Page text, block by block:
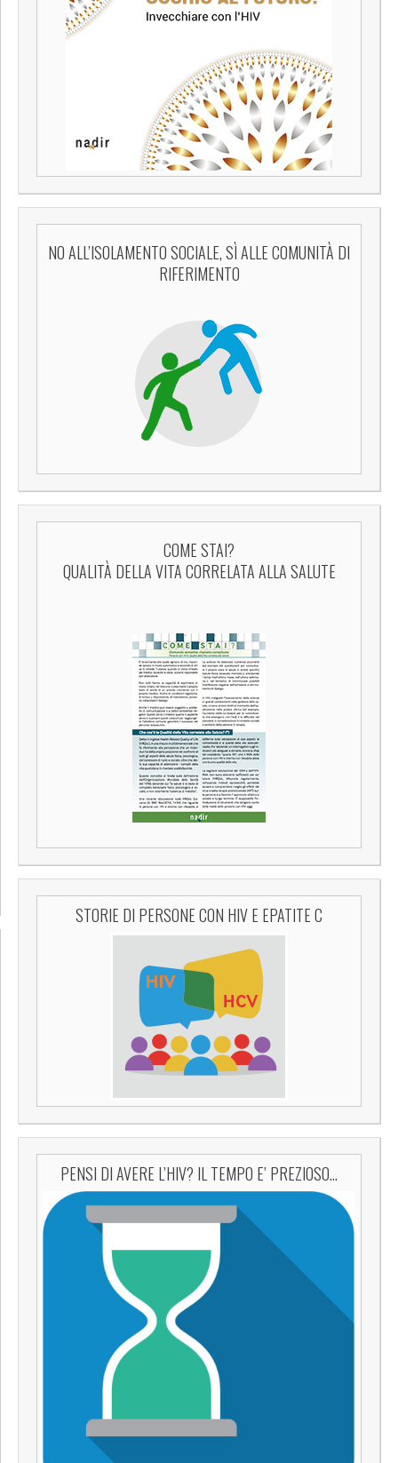
NO ALL’ISOLAMENTO SOCIALE, SÌ ALLE COMUNITÀ DI
RIFERIMENTO
COME STAI?
QUALITÀ DELLA VITA CORRELATA ALLA SALUTE
STORIE DI PERSONE CON HIV E EPATITE C
PENSI DI AVERE L’HIV? IL TEMPO E’ PREZIOSO…